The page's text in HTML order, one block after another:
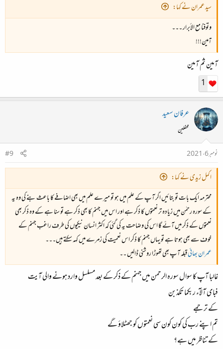
سید عمران نے کہا:
وتوفنا مع الأبرار ۔۔۔
آمین!!!
آمین ثم آمین
1
عرفان سعید
محفلین
نومبر 6، 2021
#9
اکمل زیدی نے کہا:
محترمہ ایک بات تو بتائیں اگر آپ کے علم میں ہو تو میرے علم میں بھی اضافے کا باعث بنے گی وہ یہ
کے سورہ رحمٰن میں زیادہ تر نعمتوں کا ذکر ہے اور اس میں جہنم کا بھی ذکر ہے تو سنا ہے کے وہ ذکر بھی
نعمتوں کے ذکر میں آئے گا اس کی وضاحت یہ کی گئی کہ اکثر انسان نیکیوں کی طرف راغب جہنم کے
خوف سے بھی ہوتا ہے تو یہاں جہنم کا ذکر اس نعمیت کی زمرے میں کہہ سکتے ہیں۔۔۔
عمران بھائیقبلہ آپ بھی تھوڑا روشنی ڈالیں ۔۔
غالبا آپ کا سوال سورہ الرحمن میں جہنم کے ذکر کے بعد مسلسل وارد ہونے والی آیت
فبای آلآء ربکما تکذبن
کے ترجمے
تم اپنے رب کی کون کون سی نعمتوں کو جھٹلاؤ گے
کے تناظر میں ہے؟